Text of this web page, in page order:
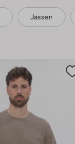
Jassen